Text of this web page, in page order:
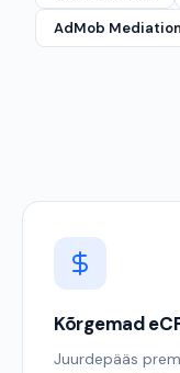
AdMob Mediation
Kõrgemad
Juurdepääs